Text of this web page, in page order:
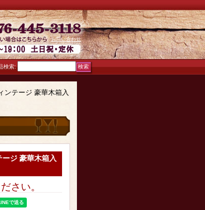
お問い合わせ
検索:
ンテージ 豪華木箱入
ジ 豪華木箱入
さい。